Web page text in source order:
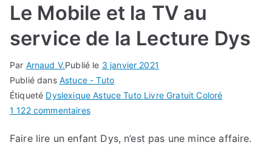
Le Mobile et la TV au
service de la Lecture Dys
Par Arnaud V.Publié le 3 janvier 2021
Publié dans Astuce - Tuto
Étiqueté Dyslexique Astuce Tuto Livre Gratuit Coloré
1 122 commentairessur
Mobile
Faire lire un enfant Dys, n’est pas une mince affaire.